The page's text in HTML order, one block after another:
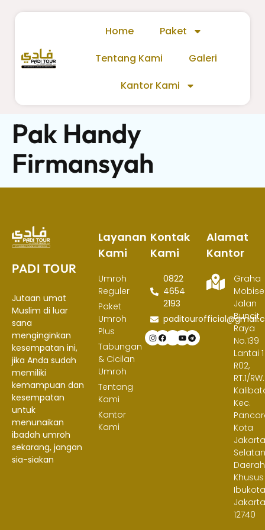
Home
Paket
Tentang Kami
Galeri
Kantor Kami
Pak Handy
Firmansyah
PADI TOUR
Jutaan umat
Muslim di luar
sana
menginginkan
kesempatan ini,
jika Anda sudah
memiliki
kemampuan dan
kesempatan
untuk
menunaikan
ibadah umroh
sekarang, jangan
sia-siakan
Layanan
Kami
Umroh
Reguler
Paket
Umroh
Plus
Tabungan
& Cicilan
Umroh
Tentang
Kami
Kantor
Kami
Kontak
Kami
0822
4654
2193
Alamat
Kantor
Graha
Jalan
Buncit
Raya
No.139
Lantai 1
R02,
RT.1/
Kec.
Kota
Daerah
Khusus
12740